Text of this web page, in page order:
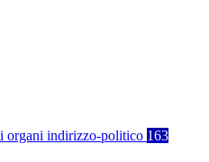
organi indirizzo-politico 163